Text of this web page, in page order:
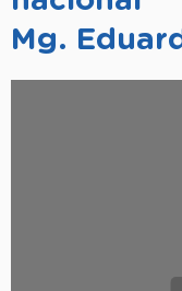
Mg.